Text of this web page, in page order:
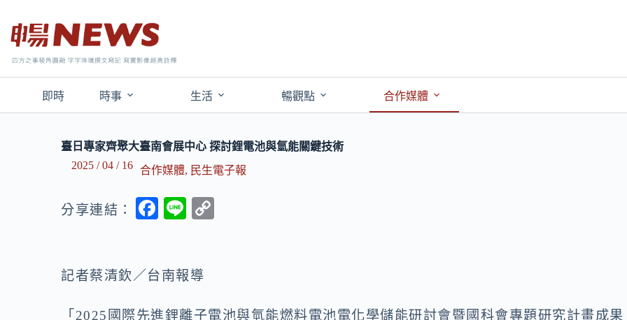
即時 時事 生活 暢觀點 合作媒體
臺日專家齊聚大臺南會展中心 探討鋰電池與氫能關鍵技術
2025 / 04 / 16
合作媒體, 民生電子報
分享連結：
F
b
Li
記者蔡清欽／台南報導
「2025國際先進鋰離子電池與氫能燃料電池電化學儲能研討會暨國科會專題研究計畫成果